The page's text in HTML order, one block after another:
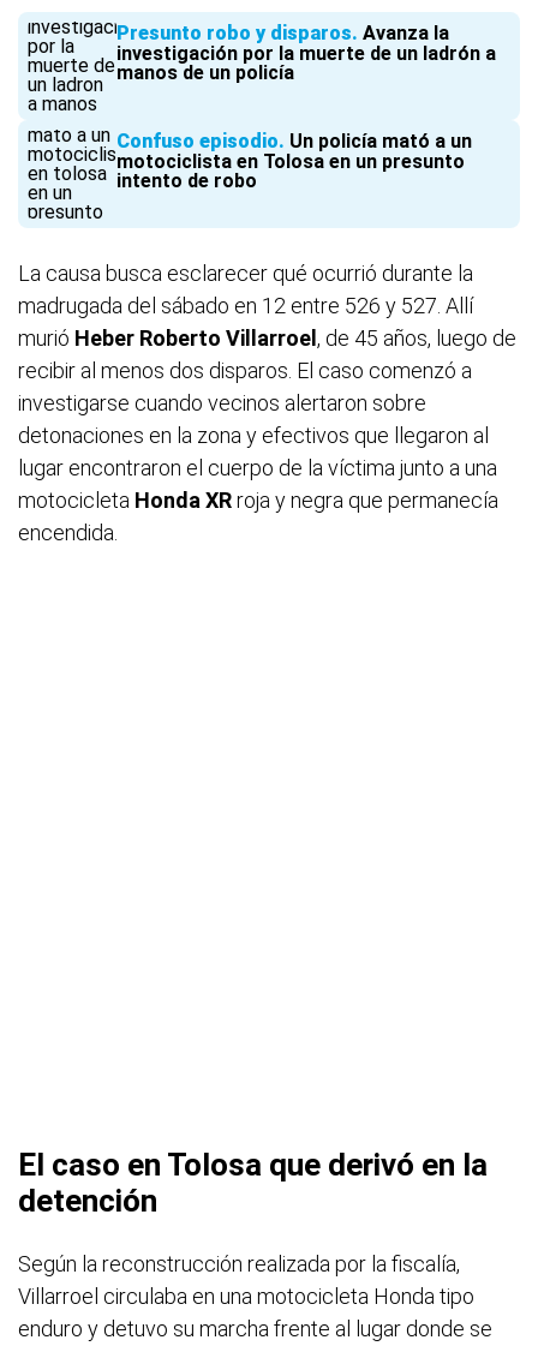
Presunto robo y disparos Avanza la
investigación por la muerte de un ladrón a
manos de un policía
Confuso episodio Un policía mató a un
motociclista en Tolosa en un presunto
intento de robo
La causa busca esclarecer qué ocurrió durante la
madrugada del sábado en 12 entre 526 y 527. Allí
murió Heber Roberto Villarroel , de 45 años, luego de
recibir al menos dos disparos. El caso comenzó a
investigarse cuando vecinos alertaron sobre
detonaciones en la zona y efectivos que llegaron al
lugar encontraron el cuerpo de la víctima junto a una
motocicleta Honda XRroja y negra que permanecía
encendida.
El caso en Tolosa que derivó en la
detención
Según la reconstrucción realizada por la fiscalía,
Villarroel circulaba en una motocicleta Honda tipo
enduro y detuvo su marcha frente al lugar donde se